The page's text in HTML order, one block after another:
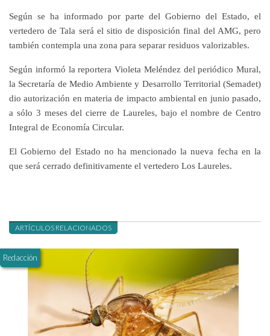
Según se ha informado por parte del Gobierno del Estado, el
vertedero de Tala será el sitio de disposición final del AMG, pero
también contempla una zona para separar residuos valorizables.
Según informó la reportera Violeta Meléndez del periódico Mural,
la Secretaría de Medio Ambiente y Desarrollo Territorial (Semadet)
dio autorización en materia de impacto ambiental en junio pasado,
a sólo 3 meses del cierre de Laureles, bajo el nombre de Centro
Integral de Economía Circular.
El Gobierno del Estado no ha mencionado la nueva fecha en la
que será cerrado definitivamente el vertedero Los Laureles.
ARTÍCULOS RELACIONADOS
Redacción